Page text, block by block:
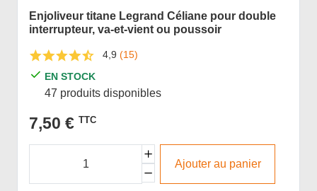
Enjoliveur titane Legrand Céliane pour double
interrupteur, va-et-vient ou poussoir
4,9 (15)
EN STOCK
47 produits disponibles
7,50 € TTC
Ajouter au panier